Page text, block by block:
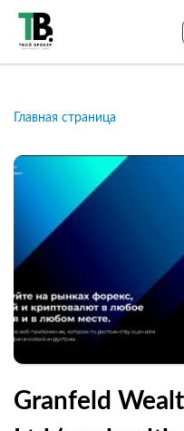
Главная страница
Granfeld